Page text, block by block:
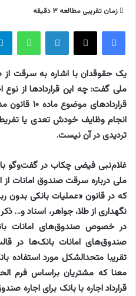
زمان تقریبی مطالعه ۳ دقیقه
فیسبوک ایکس لینکداین واتس آپ
یک حقوقدان با اشاره به سرقت
ملی گفت: چه این قراردادها از
قراردادهای
انجام وظایف خودش تعدی یا
تردیدی در آن نیست.
غلام‌نبی فیضی چکاب در گفت‌وگو با
ملی درباره سرقت صندوق امانات از
که در قانون «عملیات بانکی بدون
نگهداری از طلا، جواهر،‌ اسناد و…
در خصوص صندوق‌های امانات
صندوق‌های امانات بانک‌ها در
تقریبا متحدالشکل مورد
معنا که مشتریان براساس فرم
قرارداد اجاره با بانک برای اجاره